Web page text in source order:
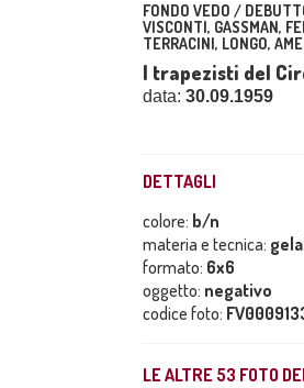
FONDO VEDO /
VISCONTI, GASSMAN,
TERRACINI, LONGO,
I trapezisti del
data: 30.09.1959
DETTAGLI
colore: b/n
materia e tecnica:
formato: 6x6
oggetto: negativo
codice foto:
LE ALTRE 53 FOTO